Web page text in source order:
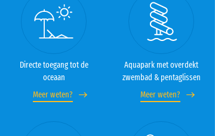
Directe toegang tot de
oceaan
Meer weten?
Aquapark met overdekt
zwembad & pentaglissen
Meer weten?